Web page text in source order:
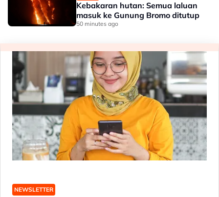
Kebakaran hutan: Semua laluan
masuk ke Gunung Bromo ditutup
50 minutes ago
NEWSLETTER